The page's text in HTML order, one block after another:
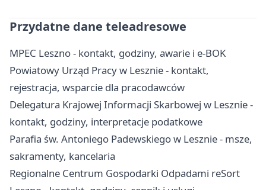
Przydatne dane teleadresowe
MPEC Leszno - kontakt, godziny, awarie i e-BOK
Powiatowy Urząd Pracy w Lesznie - kontakt,
rejestracja, wsparcie dla pracodawców
Delegatura Krajowej Informacji Skarbowej w Lesznie -
kontakt, godziny, interpretacje podatkowe
Parafia św. Antoniego Padewskiego w Lesznie - msze,
sakramenty, kancelaria
Regionalne Centrum Gospodarki Odpadami reSort